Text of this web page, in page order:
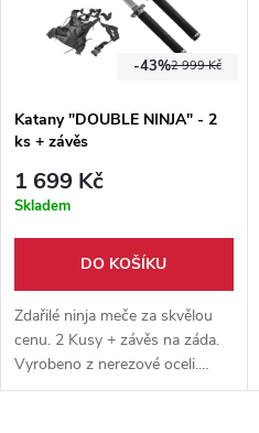
2 999 Kč
-43%
Katany "DOUBLE NINJA" - 2
ks + závěs
1 699 Kč
Skladem
DO KOŠÍKU
Zdařilé ninja meče za skvělou
cenu. 2 Kusy + závěs na záda.
Vyrobeno z nerezové oceli.
Propracované detaily a